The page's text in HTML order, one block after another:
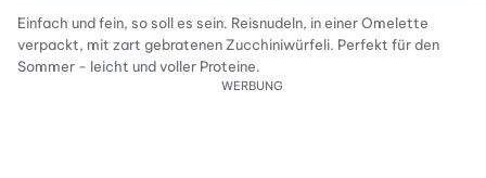
Einfach und fein, so soll es sein. Reisnudeln, in einer Omelette
verpackt, mit zart gebratenen Zucchiniwürfeli. Perfekt für den
Sommer - leicht und voller Proteine.
WERBUNG